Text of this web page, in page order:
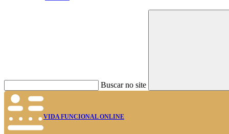
Buscar no site
VIDA FUNCIONAL ONLINE